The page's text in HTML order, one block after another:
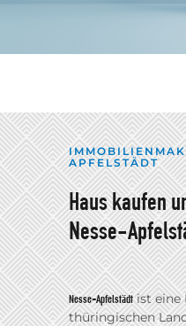
APFELSTÄDT
Haus kaufen
Nesse-
Nesse-Apfelstädtist eine
thüringischen